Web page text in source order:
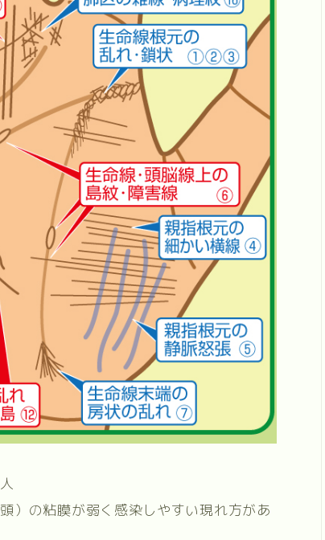
）の粘膜が弱く感染しやすい現れ方があ